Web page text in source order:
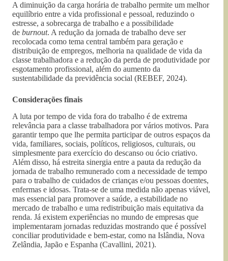
A diminuição da carga horária de trabalho permite um melhor
equilíbrio entre a vida profissional e pessoal, reduzindo o
estresse, a sobrecarga de trabalho e a possibilidade
de burnout. A redução da jornada de trabalho deve ser
recolocada como tema central também para geração e
distribuição de empregos, melhoria na qualidade de vida da
classe trabalhadora e a redução da perda de produtividade por
esgotamento profissional, além do aumento da
sustentabilidade da previdência social (REBEF, 2024).
Considerações finais
A luta por tempo de vida fora do trabalho é de extrema
relevância para a classe trabalhadora por vários motivos. Para
garantir tempo que lhe permita participar de outros espaços da
vida, familiares, sociais, políticos, religiosos, culturais, ou
simplesmente para exercício do descanso ou ócio criativo.
Além disso, há estreita sinergia entre a pauta da redução da
jornada de trabalho remunerado com a necessidade de tempo
para o trabalho de cuidados de crianças e/ou pessoas doentes,
enfermas e idosas. Trata-se de uma medida não apenas viável,
mas essencial para promover a saúde, a estabilidade no
mercado de trabalho e uma redistribuição mais equitativa da
renda. Já existem experiências no mundo de empresas que
implementaram jornadas reduzidas mostrando que é possível
conciliar produtividade e bem-estar, como na Islândia, Nova
Zelândia, Japão e Espanha (Cavallini, 2021).